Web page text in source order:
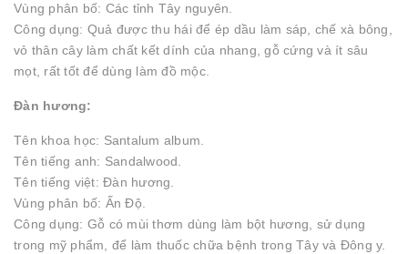
Vùng phân bố: Các tỉnh Tây nguyên.
Công dụng: Quả được thu hái để ép dầu làm sáp, chế xà bông,
vỏ thân cây làm chất kết dính của nhang, gỗ cứng và ít sâu
mọt, rất tốt để dùng làm đồ mộc.
Đàn hương:
Tên khoa học: Santalum album.
Tên tiếng anh: Sandalwood.
Tên tiếng việt: Đàn hương.
Vùng phân bố: Ấn Độ.
Công dụng: Gỗ có mùi thơm dùng làm bột hương, sử dụng
trong mỹ phẩm, để làm thuốc chữa bệnh trong Tây và Đông y.